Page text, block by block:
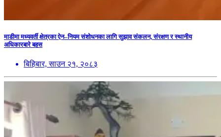
माडीमा मध्यवर्ती क्षेत्रका ऐन–नियम संशोधनका लागि सुझाव संकलन, संरक्षण र स्थानीय
अधिकारबारे बहस
बिहिबार, साउन २१, २०८३